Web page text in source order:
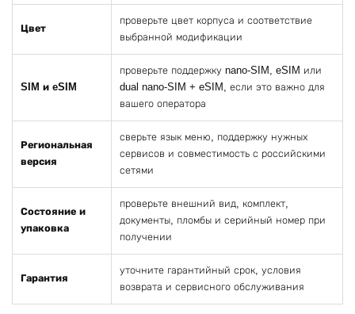
Цвет
проверьте цвет корпуса и соответствие
выбранной модификации
SIM и eSIM
проверьте поддержку nano-SIM, eSIM или
dual nano-SIM + eSIM, если это важно для
вашего оператора
Региональная
версия
сверьте язык меню, поддержку нужных
сервисов и совместимость с российскими
сетями
Состояние и
упаковка
проверьте внешний вид, комплект,
документы, пломбы и серийный номер при
получении
Гарантия
уточните гарантийный срок, условия
возврата и сервисного обслуживания